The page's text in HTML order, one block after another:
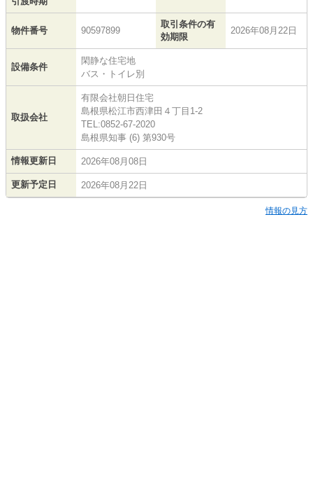
物件番号 90597899
取引条件の有
効期限
2026年08月22日
設備条件
閑静な住宅地
バス・トイレ別
取扱会社
有限会社朝日住宅
島根県松江市西津田４丁目1-2
TEL:0852-67-2020
島根県知事 (6) 第930号
情報更新日 2026年08月08日
更新予定日 2026年08月22日
情報の見方